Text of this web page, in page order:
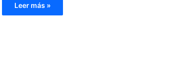
Leer más »